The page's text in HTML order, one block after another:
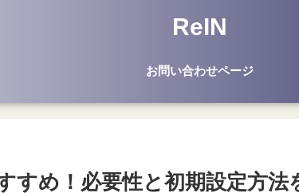
ReIN
お問い合わせページ
すめ！必要性と初期設定方法